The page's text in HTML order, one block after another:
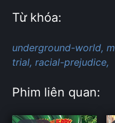
Từ khóa:
underground-world,
trial, racial-prejudice,
Phim liên quan: